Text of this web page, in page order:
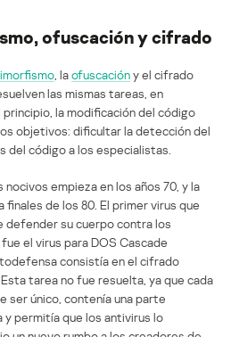
ofuscación y cifrado
, laofuscacióny el cifrado
las mismas tareas, en
la modificación del código
objetivos: dificultar la detección del
del código a los especialistas.
empieza en los años 70, y la
de los 80. El primer virus que
su cuerpo contra los
el virus para DOS Cascade
consistía en el cifrado
tarea no fue resuelta, ya que cada
ser único, contenía una parte
y permitía que los antivirus lo